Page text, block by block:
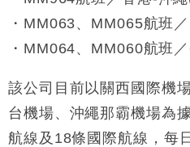
・MM063、MM065航班
・MM064、MM060航班
該公司目前以關西國際機
台機場、沖繩那霸機場為
航線及18條國際航線，每